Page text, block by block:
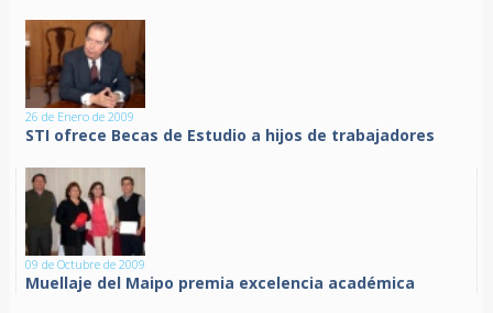
26 de Enero de 2009
STI ofrece Becas de Estudio a hijos de trabajadores
09 de Octubre de 2009
Muellaje del Maipo premia excelencia académica